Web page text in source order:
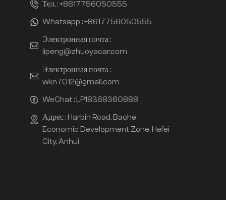
Тел. :+8617756050555
Whatsapp :+8617756050555
Электронная почта :
lipeng@zhuoyacar.com
Электронная почта :
wkn7012@gmail.com
WeChat : LP18368360888
Адрес : Harbin Road, Baohe
Economic Development Zone, Hefei
City, Anhui